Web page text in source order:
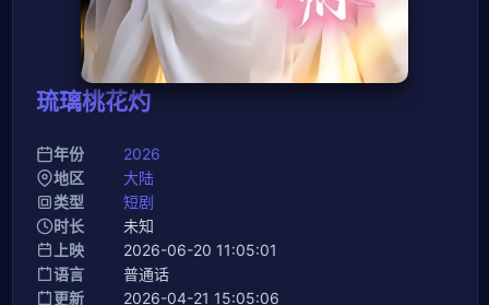
琉璃桃花灼
年份
2026
地区
大陆
类型
短剧
时长
未知
上映
2026-06-20 11:05:01
语言
普通话
更新
2026-04-21 15:05:06